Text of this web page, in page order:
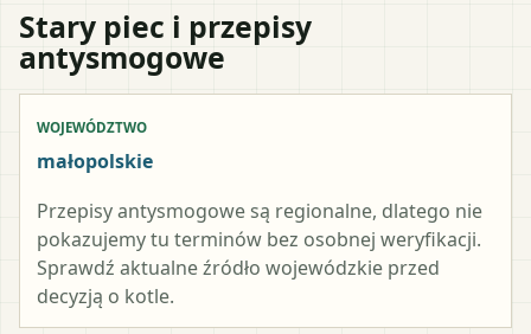
Stary piec i przepisy
antysmogowe
WOJEWÓDZTWO
małopolskie
Przepisy antysmogowe są regionalne, dlatego nie
pokazujemy tu terminów bez osobnej weryfikacji.
Sprawdź aktualne źródło wojewódzkie przed
decyzją o kotle.